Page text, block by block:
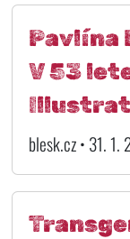
Pavlína
V 53
blesk.cz • 31.